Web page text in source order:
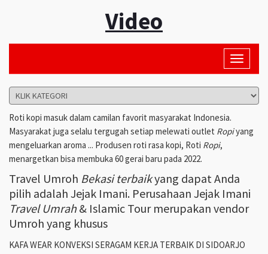
Video
Toggle
Roti kopi masuk dalam camilan favorit masyarakat Indonesia.
Masyarakat juga selalu tergugah setiap melewati outlet Ropiyang
mengeluarkan aroma ... Produsen roti rasa kopi, Roti Ropi,
menargetkan bisa membuka 60 gerai baru pada 2022.
Travel Umroh Bekasi terbaikyang dapat Anda
pilih adalah Jejak Imani. Perusahaan Jejak Imani
Travel Umrah& Islamic Tour merupakan vendor
Umroh yang khusus
KAFA WEAR KONVEKSI SERAGAM KERJA TERBAIK DI SIDOARJO